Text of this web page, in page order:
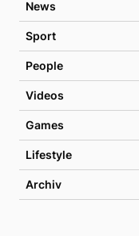
News
Sport
People
Videos
Games
Lifestyle
Archiv